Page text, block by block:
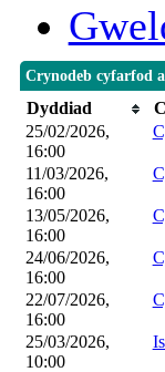
Crynodeb cyfarfod
Dyddiad
25/02/2026,
16:00
11/03/2026,
16:00
13/05/2026,
16:00
24/06/2026,
16:00
22/07/2026,
16:00
25/03/2026,
10:00